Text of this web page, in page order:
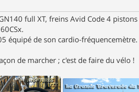
full XT, freins Avid Code 4
équipé de son cardio-fréquencemètre.
de marcher ; c'est de faire du vélo !